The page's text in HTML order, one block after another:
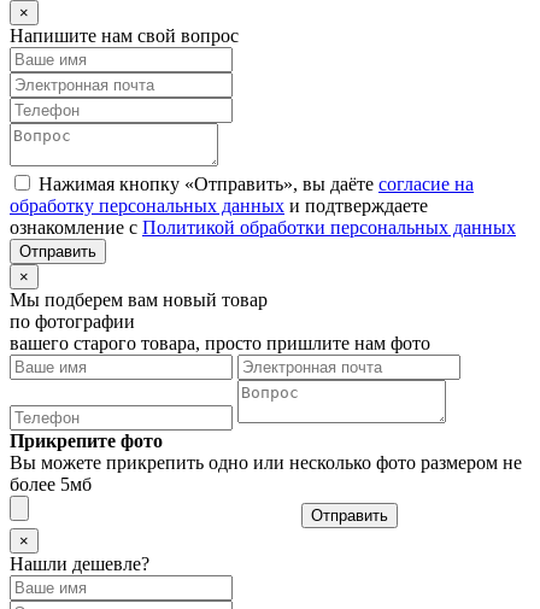
×
Напишите нам свой вопрос
Нажимая кнопку «Отправить», вы даёте согласие на
обработку персональных данных и подтверждаете
ознакомление с Политикой обработки персональных данных
×
Мы подберем вам новый товар
по фотографии
вашего старого товара, просто пришлите нам фото
Прикрепите фото
Вы можете прикрепить одно или несколько фото размером не
более 5мб
Отправить
×
Нашли дешевле?